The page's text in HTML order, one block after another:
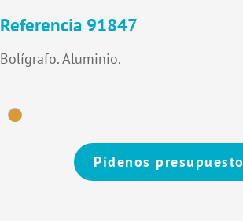
Referencia 91847
Bolígrafo. Aluminio.
Pídenos presupuesto